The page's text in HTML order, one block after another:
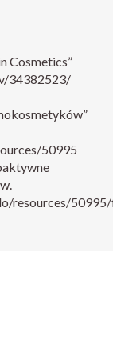
Cosmetics”
34382523/
50995
resources/